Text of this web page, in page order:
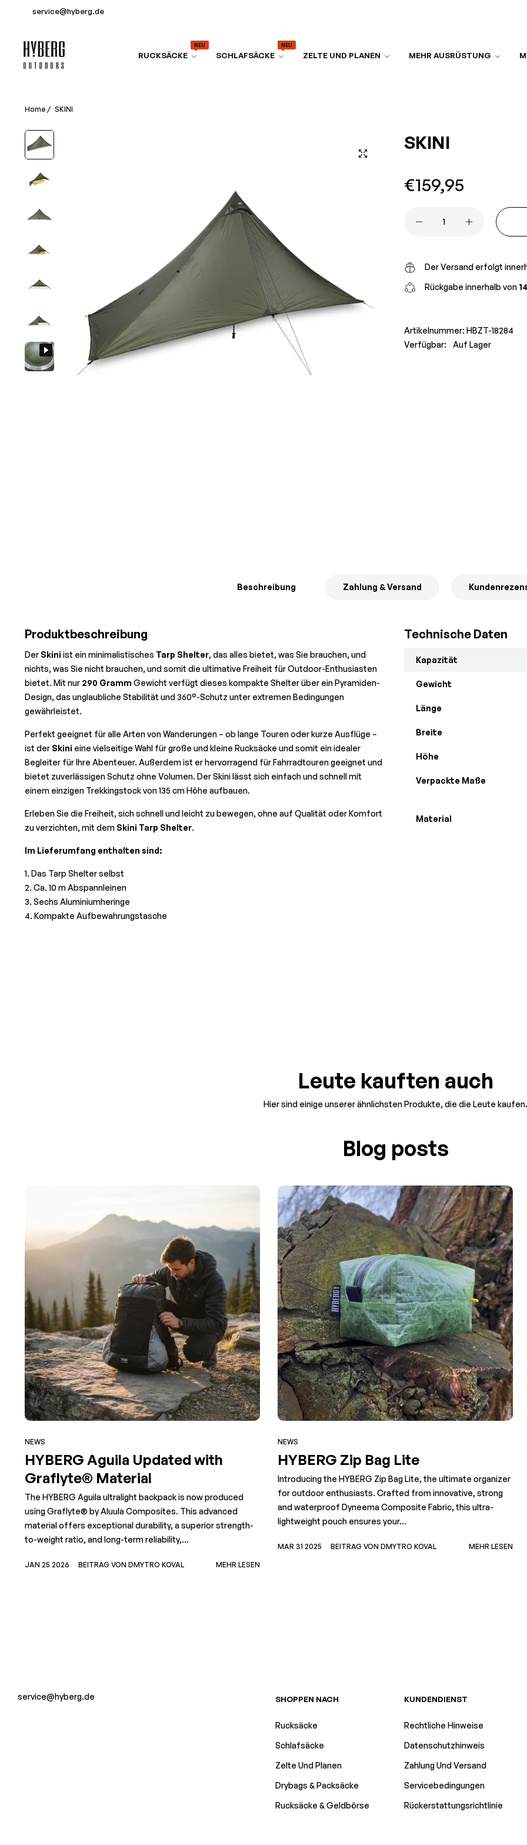
service@hyberg.de
RUCKSÄCKE
NEU
SCHLAFSÄCKE
NEU
ZELTE UND PLANEN MEHR AUSRÜSTUNG
Home / SKINI
SKINI
Normaler
Preis
€159,95
Der Versand erfolgt
Rückgabe innerhalb von
Artikelnummer: HBZT-18284
Verfügbar:
Auf Lager
Beschreibung Zahlung & Versand
Produktbeschreibung
Der Skini ist ein minimalistisches Tarp Shelter, das alles bietet, was Sie brauchen, und
nichts, was Sie nicht brauchen, und somit die ultimative Freiheit für Outdoor-Enthusiasten
bietet. Mit nur 290 Gramm Gewicht verfügt dieses kompakte Shelter über ein Pyramiden-
Design, das unglaubliche Stabilität und 360°-Schutz unter extremen Bedingungen
gewährleistet.
Perfekt geeignet für alle Arten von Wanderungen – ob lange Touren oder kurze Ausflüge –
ist der Skini eine vielseitige Wahl für große und kleine Rucksäcke und somit ein idealer
Begleiter für Ihre Abenteuer. Außerdem ist er hervorragend für Fahrradtouren geeignet und
bietet zuverlässigen Schutz ohne Volumen. Der Skini lässt sich einfach und schnell mit
einem einzigen Trekkingstock von 135 cm Höhe aufbauen.
Erleben Sie die Freiheit, sich schnell und leicht zu bewegen, ohne auf Qualität oder Komfort
zu verzichten, mit dem Skini Tarp Shelter.
Im Lieferumfang enthalten sind:
1. Das Tarp Shelter selbst
2. Ca. 10 m Abspannleinen
3. Sechs Aluminiumheringe
4. Kompakte Aufbewahrungstasche
Technische Daten
Kapazität
Gewicht
Länge
Breite
Höhe
Verpackte Maße
Material
Leute kauften auch
Hier sind einige unserer ähnlichsten Produkte, die die Leute kaufen.
Blog posts
NEWS
HYBERG Aguila Updated with
Graflyte® Material
The HYBERG Aguila ultralight backpack is now produced
using Graflyte® by Aluula Composites. This advanced
material offers exceptional durability, a superior strength-
to-weight ratio, and long-term reliability,...
JAN 25 2026 BEITRAG VON DMYTRO KOVAL MEHR LESEN
NEWS
HYBERG Zip Bag Lite
Introducing the HYBERG Zip Bag Lite, the ultimate organizer
for outdoor enthusiasts. Crafted from innovative, strong
and waterproof Dyneema Composite Fabric, this ultra-
lightweight pouch ensures your...
MAR 31 2025 BEITRAG VON DMYTRO KOVAL MEHR LESEN
service@hyberg.de SHOPPEN NACH
Rucksäcke
Schlafsäcke
Zelte Und Planen
Drybags & Packsäcke
Rucksäcke & Geldbörse
KUNDENDIENST
Rechtliche Hinweise
Datenschutzhinweis
Zahlung Und Versand
Servicebedingungen
Rückerstattungsrichtlinie